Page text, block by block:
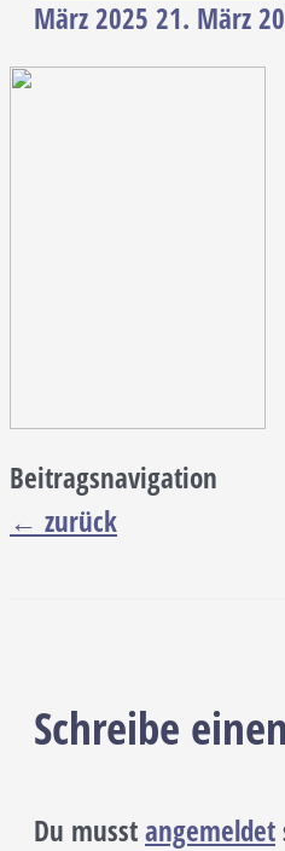
März 2025 21. März
Beitragsnavigation
← zurück
Schreibe
Du musstangemeldet